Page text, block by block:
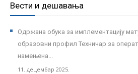
Вести и дешавања
Одржана обука за имплементацију
образовни профил Техничар за
намењена...
11. децембар 2025.